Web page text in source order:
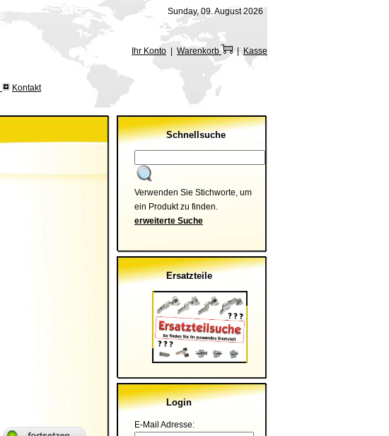
Sunday, 09. August 2026
Ihr Konto Warenkorb | Kasse
Kontakt
Schnellsuche
Verwenden Sie Stichworte, um
ein Produkt zu finden.
erweiterte Suche
Ersatzteile
Login
E-Mail Adresse: